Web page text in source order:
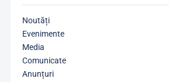
Noutăți
Evenimente
Media
Comunicate
Anunțuri